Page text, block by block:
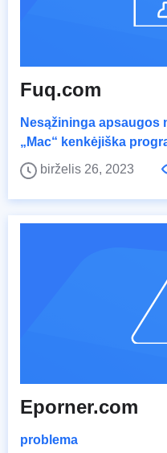
Fuq.com
Nesąžininga apsaugos
„Mac“ kenkėjiška
birželis 26, 2023
Eporner.com
problema